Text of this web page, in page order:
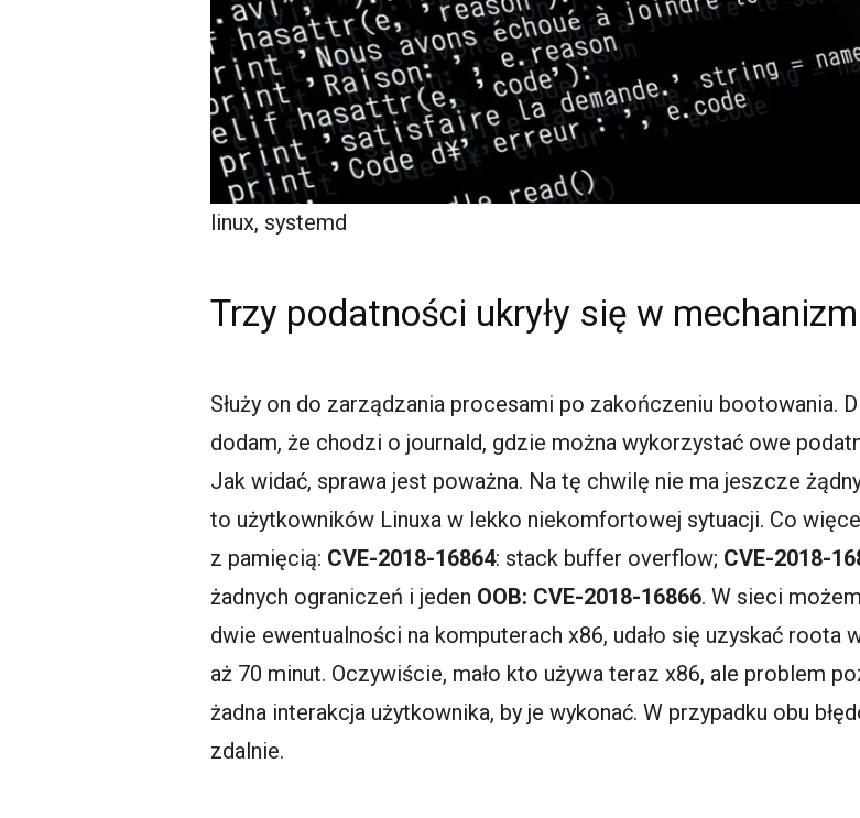
linux, systemd
Trzy podatności ukryły się w
Służy on do zarządzania procesami po zakończeniu bootowania.
dodam, że chodzi o journald, gdzie można wykorzystać owe
Jak widać, sprawa jest poważna. Na tę chwilę nie ma jeszcze
to użytkowników Linuxa w lekko niekomfortowej sytuacji. Co
z pamięcią: CVE-2018-16864: stack buffer overflow; CVE-2018-
żadnych ograniczeń i jeden OOB: CVE-2018-16866. W sieci
dwie ewentualności na komputerach x86, udało się uzyskać roota
aż 70 minut. Oczywiście, mało kto używa teraz x86, ale problem
żadna interakcja użytkownika, by je wykonać. W przypadku obu
zdalnie.